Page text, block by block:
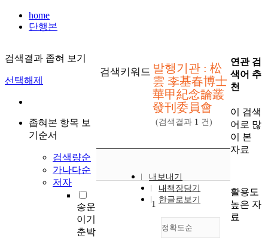
home
단행본
검색결과 좁혀 보기
선택해제
좁혀본 항목 보
기순서
검색량순
가나다순
저자
송운
이기
춘박
검색키워드 발행기관 : 松
雲 李基春博士
華甲紀念論叢
發刊委員會
(검색결과 1 건)
내보내기
내책장담기
한글로보기
정확도순
1
연관 검
색어 추
천
이 검색
어로 많
이 본
자료
활용도
높은 자
료